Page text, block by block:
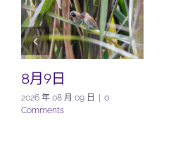
8月9日
2026 年 08 月 09 日
0
Comments